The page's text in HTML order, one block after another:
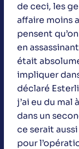
de ceci, les
affaire moins
pensent
en
était
impliquer
déclaré
j’ai eu du mal
dans un
ce serait
pour